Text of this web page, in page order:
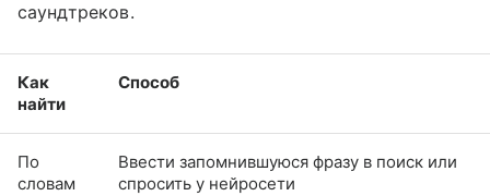
саундтреков.
Как
найти
Способ
По
словам
Ввести запомнившуюся фразу в поиск или
спросить у нейросети